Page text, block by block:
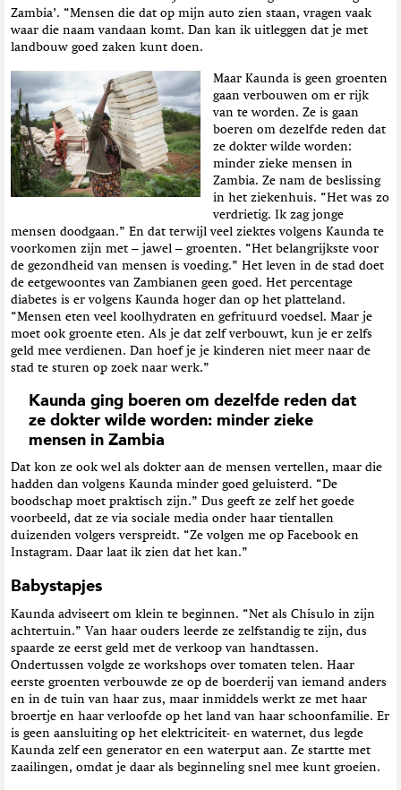
Zambia’. “Mensen die dat op mijn auto zien staan, vragen vaak
waar die naam vandaan komt. Dan kan ik uitleggen dat je met
landbouw goed zaken kunt doen.
Maar Kaunda is geen groenten
gaan verbouwen om er rijk
van te worden. Ze is gaan
boeren om dezelfde reden dat
ze dokter wilde worden:
minder zieke mensen in
Zambia. Ze nam de beslissing
in het ziekenhuis. “Het was zo
verdrietig. Ik zag jonge
mensen doodgaan.” En dat terwijl veel ziektes volgens Kaunda te
voorkomen zijn met – jawel – groenten. “Het belangrijkste voor
de gezondheid van mensen is voeding.” Het leven in de stad doet
de eetgewoontes van Zambianen geen goed. Het percentage
diabetes is er volgens Kaunda hoger dan op het platteland.
“Mensen eten veel koolhydraten en gefrituurd voedsel. Maar je
moet ook groente eten. Als je dat zelf verbouwt, kun je er zelfs
geld mee verdienen. Dan hoef je je kinderen niet meer naar de
stad te sturen op zoek naar werk.”
Kaunda ging boeren om dezelfde reden dat
ze dokter wilde worden: minder zieke
mensen in Zambia
Dat kon ze ook wel als dokter aan de mensen vertellen, maar die
hadden dan volgens Kaunda minder goed geluisterd. “De
boodschap moet praktisch zijn.” Dus geeft ze zelf het goede
voorbeeld, dat ze via sociale media onder haar tientallen
duizenden volgers verspreidt. “Ze volgen me op Facebook en
Instagram. Daar laat ik zien dat het kan.”
Babystapjes
Kaunda adviseert om klein te beginnen. “Net als Chisulo in zijn
achtertuin.” Van haar ouders leerde ze zelfstandig te zijn, dus
spaarde ze eerst geld met de verkoop van handtassen.
Ondertussen volgde ze workshops over tomaten telen. Haar
eerste groenten verbouwde ze op de boerderij van iemand anders
en in de tuin van haar zus, maar inmiddels werkt ze met haar
broertje en haar verloofde op het land van haar schoonfamilie. Er
is geen aansluiting op het elektriciteit- en waternet, dus legde
Kaunda zelf een generator en een waterput aan. Ze startte met
zaailingen, omdat je daar als beginneling snel mee kunt groeien.